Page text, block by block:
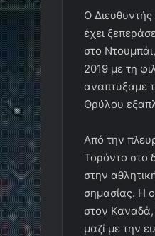
Ο
έχει
στο
2019 με τη
αναπτύξαμε
Θρύλου
Από την
Τορόντο στο
στην
σημασίας. Η
στον
μαζί με την